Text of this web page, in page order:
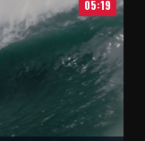
05:19